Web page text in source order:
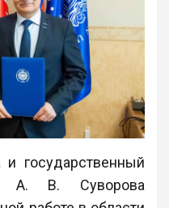
государственный
А. В. Суворова